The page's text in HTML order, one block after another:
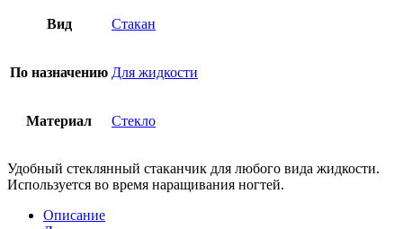
Вид Стакан
По назначению Для жидкости
Материал Стекло
Удобный стеклянный стаканчик для любого вида жидкости.
Используется во время наращивания ногтей.
Описание